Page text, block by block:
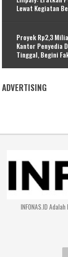
Lewat Kegiatan
Proyek Rp2,3
Kantor Penyedia
Tinggal, Begini
ADVERTISING
INFONAS.ID